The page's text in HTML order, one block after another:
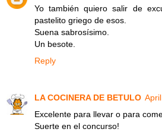
Yo también quiero salir de
pastelito griego de esos.
Suena sabrosísimo.
Un besote.
Reply
LA COCINERA DE BETULO
Excelente para llevar o para
Suerte en el concurso!